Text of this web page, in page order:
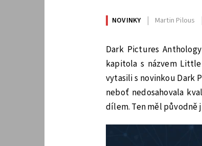
NOVINKY Martin Pilous
Dark Pictures
kapitola s názvem
vytasili s novinkou Dark
neboť nedosahovala
dílem. Ten měl původně